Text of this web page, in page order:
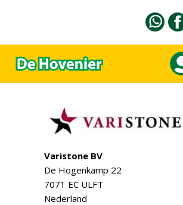
Varistone BV
De Hogenkamp 22
7071 EC ULFT
Nederland